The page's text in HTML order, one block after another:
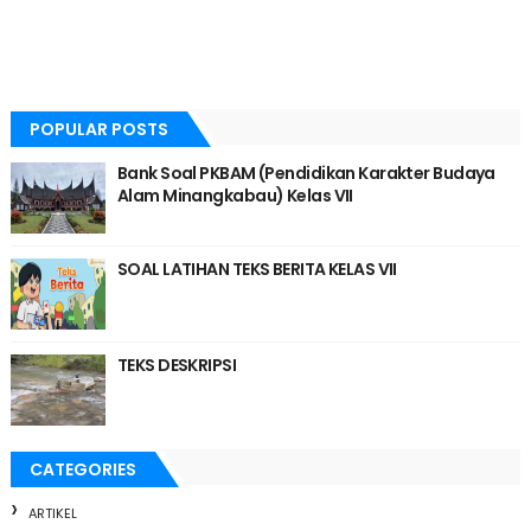
POPULAR POSTS
Bank Soal PKBAM (Pendidikan Karakter Budaya
Alam Minangkabau) Kelas VII
SOAL LATIHAN TEKS BERITA KELAS VII
TEKS DESKRIPSI
CATEGORIES
ARTIKEL